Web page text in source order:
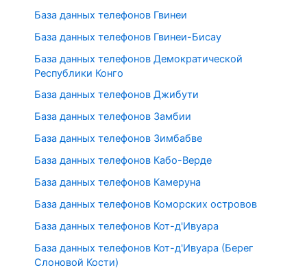
База данных телефонов Гвинеи
База данных телефонов Гвинеи-Бисау
База данных телефонов Демократической
Республики Конго
База данных телефонов Джибути
База данных телефонов Замбии
База данных телефонов Зимбабве
База данных телефонов Кабо-Верде
База данных телефонов Камеруна
База данных телефонов Коморских островов
База данных телефонов Кот-д'Ивуара
База данных телефонов Кот-д'Ивуара (Берег
Слоновой Кости)